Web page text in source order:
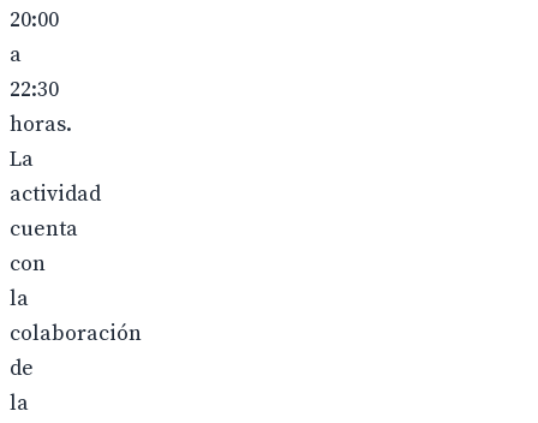
20:00
a
22:30
horas.
La
actividad
cuenta
con
la
colaboración
de
la